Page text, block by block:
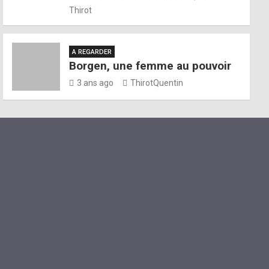
Thirot
A REGARDER
Borgen, une femme au pouvoir
3 ans ago ThirotQuentin